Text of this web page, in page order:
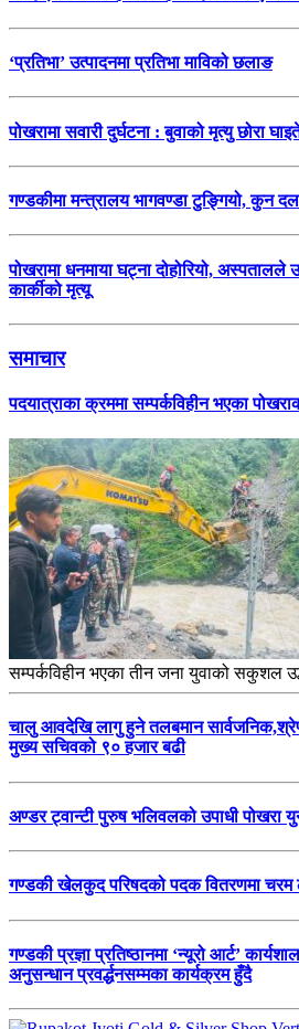
‘प्रतिभा’ उत्पादनमा प्रतिभा माविको छलाङ
पोखरामा सवारी दुर्घटना : बुवाको मृत्यु छोरा
गण्डकीमा मन्त्रालय भागवण्डा टुङ्गियो, कुन
पोखरामा धनमाया घट्ना दोहोरियो, अस्पतालले
कार्कीको मृत्यू
समाचार
पदयात्राका क्रममा सम्पर्कविहीन भएका
सम्पर्कविहीन भएका तीन जना युवाको सकुशल
चालु आवदेखि लागु हुने तलबमान
मुख्य सचिवको ९० हजार बढी
अण्डर ट्वान्टी पुरुष भलिवलको उपाधी पोखरा
गण्डकी खेलकुद परिषदको पदक वितरणमा चरम
गण्डकी प्रज्ञा प्रतिष्ठानमा ‘न्यूरो आर्ट’
अनुसन्धान प्रवर्द्धनसम्मका कार्यक्रम हुँदै